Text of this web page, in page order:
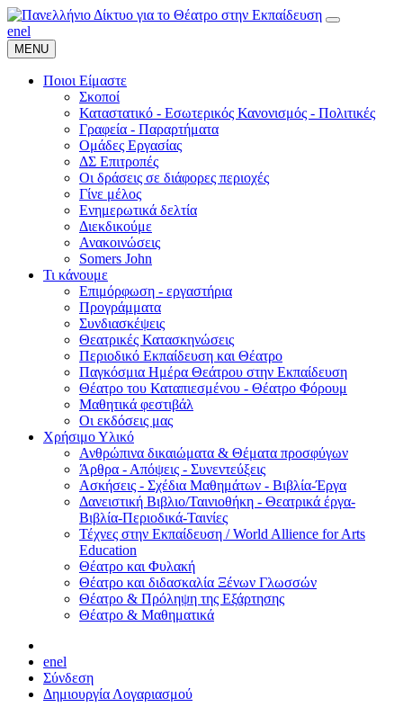
enel
MENU
Ποιοι Είμαστε
Σκοποί
Καταστατικό - Εσωτερικός Κανονισμός - Πολιτικές
Γραφεία - Παραρτήματα
Ομάδες Εργασίας
ΔΣ Επιτροπές
Οι δράσεις σε διάφορες περιοχές
Γίνε μέλος
Ενημερωτικά δελτία
Διεκδικούμε
Ανακοινώσεις
Somers John
Τι κάνουμε
Επιμόρφωση - εργαστήρια
Προγράμματα
Συνδιασκέψεις
Θεατρικές Κατασκηνώσεις
Περιοδικό Εκπαίδευση και Θέατρο
Παγκόσμια Ημέρα Θεάτρου στην Εκπαίδευση
Θέατρο του Καταπιεσμένου - Θέατρο Φόρουμ
Μαθητικά φεστιβάλ
Οι εκδόσεις μας
Χρήσιμο Υλικό
Ανθρώπινα δικαιώματα & Θέματα προσφύγων
Άρθρα - Απόψεις - Συνεντεύξεις
Ασκήσεις - Σχέδια Μαθημάτων - Βιβλία-Έργα
Δανειστική Βιβλιο/Ταινιοθήκη - Θεατρικά έργα-
Βιβλία-Περιοδικά-Ταινίες
Τέχνες στην Εκπαίδευση / World Allience for Arts
Education
Θέατρο και Φυλακή
Θέατρο και διδασκαλία Ξένων Γλωσσών
Θέατρο & Πρόληψη της Εξάρτησης
Θέατρο & Μαθηματικά
enel
Σύνδεση
Δημιουργία Λογαριασμού